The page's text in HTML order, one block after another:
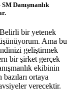
Danışmanlık
bir yetenek
Ama bu
geliştirmek
bir şirket gerçek
ekibinin
ortaya
verecektir.